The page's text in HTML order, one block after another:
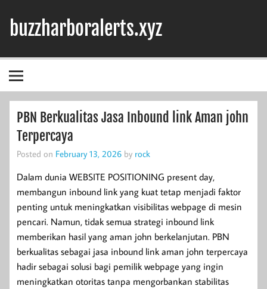
content
buzzharboralerts.xyz
PBN Berkualitas Jasa Inbound link Aman john
Terpercaya
Posted on February 13, 2026 by rock
Dalam dunia WEBSITE POSITIONING present day,
membangun inbound link yang kuat tetap menjadi faktor
penting untuk meningkatkan visibilitas webpage di mesin
pencari. Namun, tidak semua strategi inbound link
memberikan hasil yang aman john berkelanjutan. PBN
berkualitas sebagai jasa inbound link aman john terpercaya
hadir sebagai solusi bagi pemilik webpage yang ingin
meningkatkan otoritas tanpa mengorbankan stabilitas